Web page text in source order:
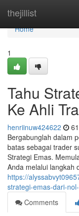
thejillist
Home
Home
1
Tahu
Ke Ahli
henriinuw424622
Bergabunglah dalam
batas sebagai trader
Strategi Emas.
Anda melalui langkah
https://
strategi-emas-dari-
Comments